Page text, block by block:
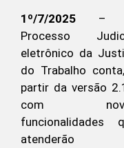
1º/7/2025 –
Processo
eletrônico da
do Trabalho
partir da versão
com
funcionalidades
atenderão